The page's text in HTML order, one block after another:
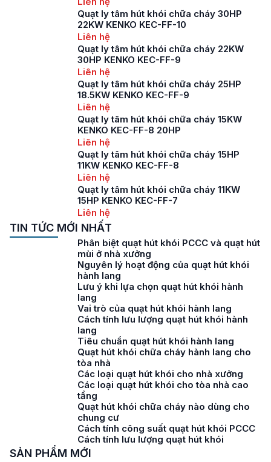
Quạt ly tâm hút khói chữa cháy 30HP
22KW KENKO KEC-FF-10
Liên hệ
Quạt ly tâm hút khói chữa cháy 22KW
30HP KENKO KEC-FF-9
Liên hệ
Quạt ly tâm hút khói chữa cháy 25HP
18.5KW KENKO KEC-FF-9
Liên hệ
Quạt ly tâm hút khói chữa cháy 15KW
KENKO KEC-FF-8 20HP
Liên hệ
Quạt ly tâm hút khói chữa cháy 15HP
11KW KENKO KEC-FF-8
Liên hệ
Quạt ly tâm hút khói chữa cháy 11KW
15HP KENKO KEC-FF-7
Liên hệ
TIN TỨC MỚI NHẤT
Phân biệt quạt hút khói PCCC và quạt hút
mùi ở nhà xưởng
Nguyên lý hoạt động của quạt hút khói
hành lang
Lưu ý khi lựa chọn quạt hút khói hành
lang
Vai trò của quạt hút khói hành lang
Cách tính lưu lượng quạt hút khói hành
lang
Tiêu chuẩn quạt hút khói hành lang
Quạt hút khói chữa cháy hành lang cho
tòa nhà
Các loại quạt hút khói cho nhà xưởng
Các loại quạt hút khói cho tòa nhà cao
tầng
Quạt hút khói chữa cháy nào dùng cho
chung cư
Cách tính công suất quạt hút khói PCCC
Cách tính lưu lượng quạt hút khói
SẢN PHẨM MỚI